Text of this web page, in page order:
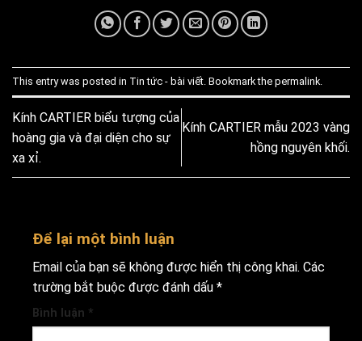
This entry was posted in Tin tức - bài viết . Bookmark the permalink
Kính CARTIER biểu tượng của
hoàng gia và đại diện cho sự
xa xỉ.
Kính CARTIER mẫu 2023 vàng
hồng nguyên khối.
Để lại một bình luận
Email của bạn sẽ không được hiển thị công khai. Các
trường bắt buộc được đánh dấu *
Bình luận *